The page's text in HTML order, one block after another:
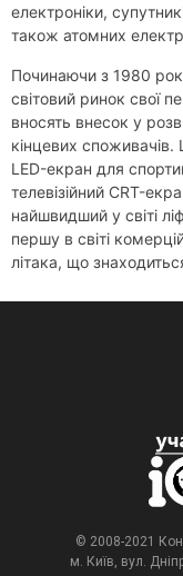
електроніки,
також атомних
Починаючи з 1980
світовий ринок свої
вносять внесок у
кінцевих
LED-екран для
телевізійний CRT-
найшвидший у світі
першу в світі
літака, що
© 2008-2021
м. Київ, вул.